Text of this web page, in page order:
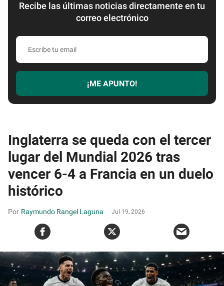
Recibe las últimas noticias directamente en tu
correo electrónico
Escribe
email
¡ME APUNTO!
Inglaterra se queda con el tercer
lugar del Mundial 2026 tras
vencer 6-4 a Francia en un duelo
histórico
Raymundo Rangel Laguna Jul 19, 2026